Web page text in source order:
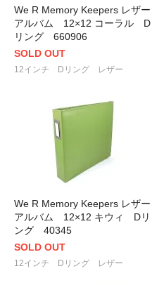
We R Memory Keepers レザー
アルバム 12×12 コーラル D
リング 660906
SOLD OUT
12インチ Dリング レザー
We R Memory Keepers レザー
アルバム 12×12 キウィ Dリ
ング 40345
SOLD OUT
12インチ Dリング レザー